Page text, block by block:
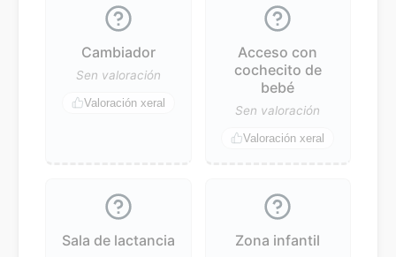
Cambiador
Sen valoración
Valoración xeral
Acceso con
cochecito de
bebé
Sen valoración
Valoración xeral
Sala de lactancia Zona infantil